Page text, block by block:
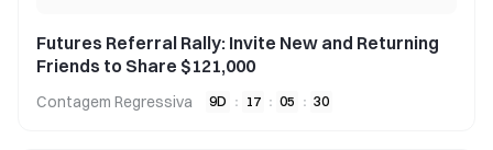
Futures Referral Rally: Invite New and Returning
Friends to Share $121,000
Contagem Regressiva 9D : 17 : 05 : 30